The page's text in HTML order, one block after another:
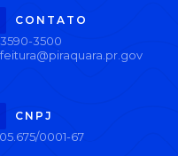
CONTATO
3590-3500
CNPJ
0001-67